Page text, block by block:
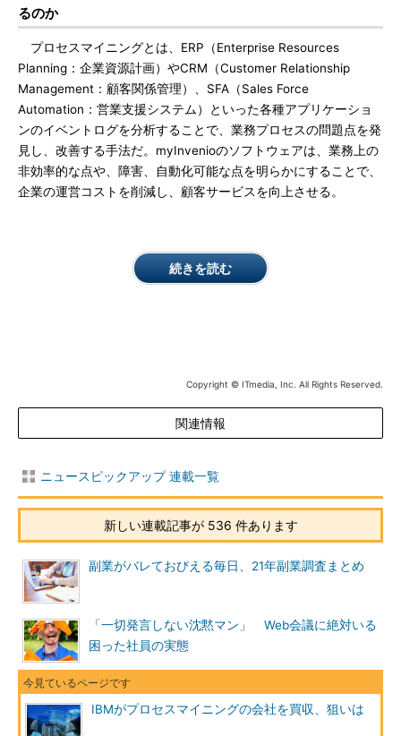
るのか
プロセスマイニングとは、ERP（Enterprise Resources
Planning：企業資源計画）やCRM（Customer Relationship
Management：顧客関係管理）、SFA（Sales Force
Automation：営業支援システム）といった各種アプリケーショ
ンのイベントログを分析することで、業務プロセスの問題点を発
見し、改善する手法だ。myInvenioのソフトウェアは、業務上の
非効率的な点や、障害、自動化可能な点を明らかにすることで、
企業の運営コストを削減し、顧客サービスを向上させる。
続きを読む
Copyright © ITmedia, Inc. All Rights Reserved.
関連情報
ニュースピックアップ 連載一覧
新しい連載記事が 536 件あります
副業がバレておびえる毎日、21年副業調査まとめ
「一切発言しない沈黙マン」 Web会議に絶対いる
困った社員の実態
IBMがプロセスマイニングの会社を買収、狙いは